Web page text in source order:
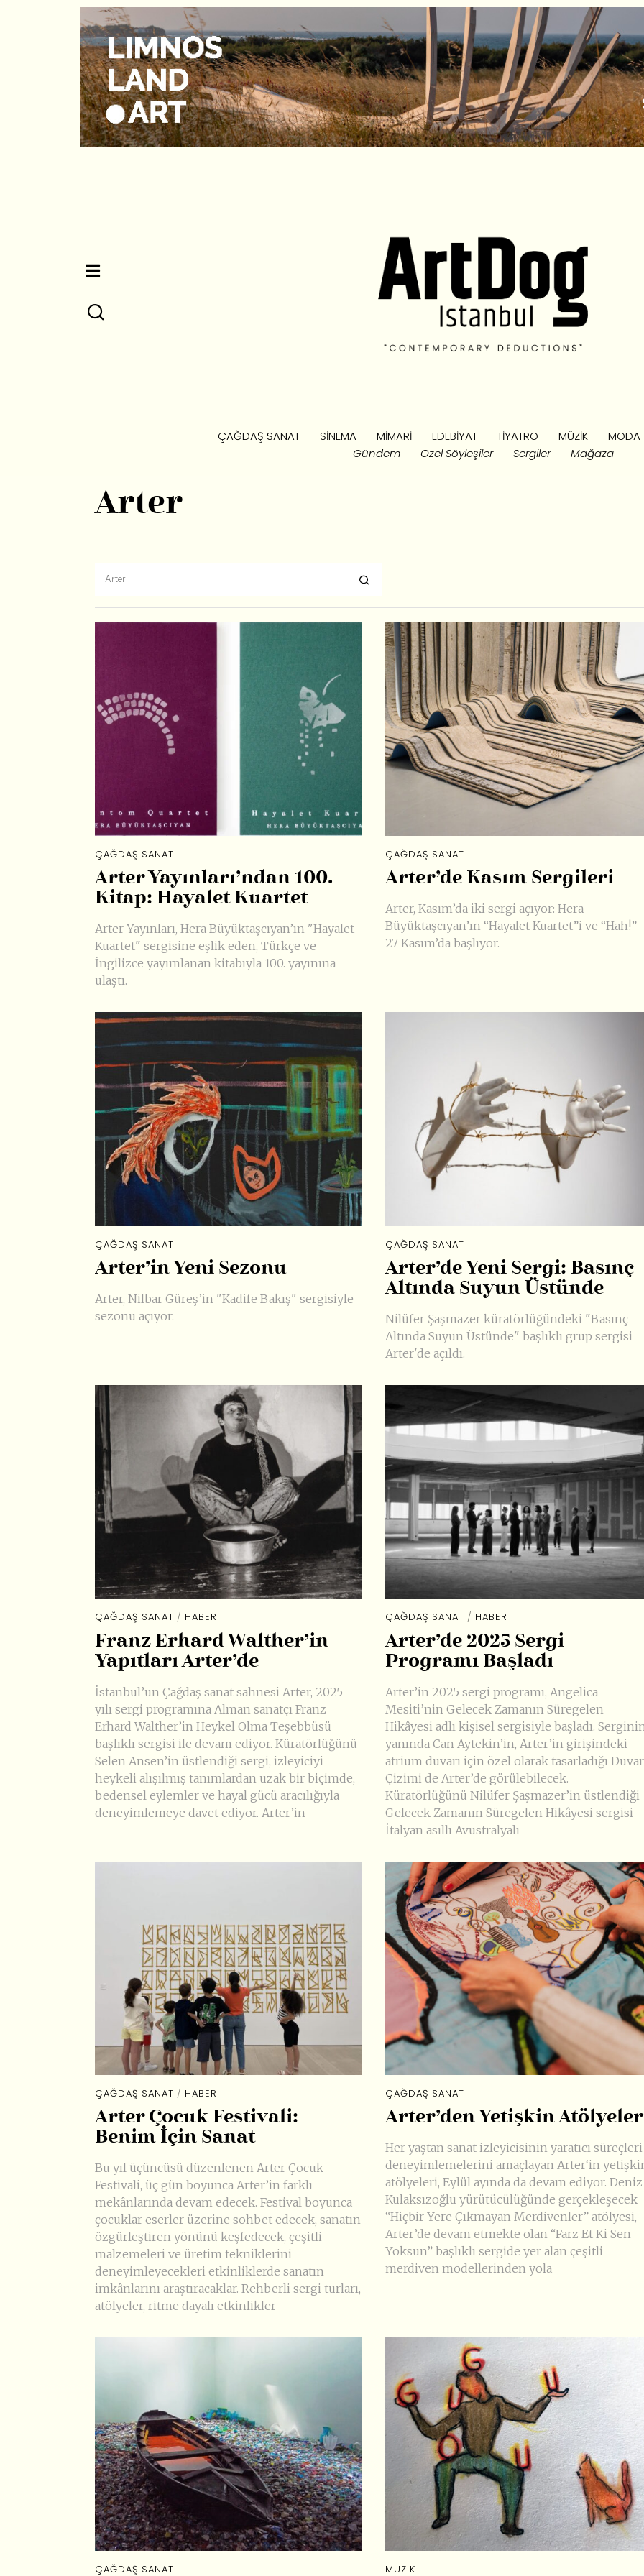
ÇAĞDAŞ SANAT SINEMA MIMARI EDEBIYAT TIYATRO MÜZIK
MODA
Gündem
Özel Söyleşiler Sergiler Mağaza
Arter
ÇAĞDAŞ SANAT
Arter Yayınları’ndan 100.
Kitap: Hayalet Kuartet
Arter Yayınları, Hera Büyüktaşcıyan’ın "Hayalet
Kuartet" sergisine eşlik eden, Türkçe ve
İngilizce yayımlanan kitabıyla 100. yayınına
ulaştı.
ÇAĞDAŞ SANAT
Arter’de Kasım Sergileri
Arter, Kasım’da iki sergi açıyor: Hera
Büyüktaşcıyan’ın “Hayalet Kuartet”i ve “Hah!”
27 Kasım’da başlıyor.
ÇAĞDAŞ SANAT
Arter’in Yeni Sezonu
Arter, Nilbar Güreş’in "Kadife Bakış" sergisiyle
sezonu açıyor.
ÇAĞDAŞ SANAT
Arter’de Yeni Sergi: Basınç
Altında Suyun Üstünde
Nilüfer Şaşmazer küratörlüğündeki "Basınç
Altında Suyun Üstünde" başlıklı grup sergisi
Arter'de açıldı.
ÇAĞDAŞ SANAT / HABER
Franz Erhard Walther’in
Yapıtları Arter’de
İstanbul’un Çağdaş sanat sahnesi Arter, 2025
yılı sergi programına Alman sanatçı Franz
Erhard Walther’in Heykel Olma Teşebbüsü
başlıklı sergisi ile devam ediyor. Küratörlüğünü
Selen Ansen’in üstlendiği sergi, izleyiciyi
heykeli alışılmış tanımlardan uzak bir biçimde,
bedensel eylemler ve hayal gücü aracılığıyla
deneyimlemeye davet ediyor. Arter’in
ÇAĞDAŞ SANAT / HABER
Arter’de 2025 Sergi
Programı Başladı
Arter’in 2025 sergi programı, Angelica
Mesiti’nin Gelecek Zamanın Süregelen
Hikâyesi adlı kişisel sergisiyle başladı.
yanında Can Aytekin’in, Arter’in girişindeki
atrium duvarı için özel olarak tasarladığı Duvar
Çizimi de Arter’de görülebilecek.
Küratörlüğünü Nilüfer Şaşmazer’in üstlendiği
Gelecek Zamanın Süregelen Hikâyesi sergisi
İtalyan asıllı Avustralyalı
ÇAĞDAŞ SANAT / HABER
Arter Çocuk Festivali:
Benim İçin Sanat
Bu yıl üçüncüsü düzenlenen Arter Çocuk
Festivali, üç gün boyunca Arter’in farklı
mekânlarında devam edecek. Festival boyunca
çocuklar eserler üzerine sohbet edecek, sanatın
özgürleştiren yönünü keşfedecek, çeşitli
malzemeleri ve üretim tekniklerini
deneyimleyecekleri etkinliklerde sanatın
imkânlarını araştıracaklar. Rehberli sergi turları,
atölyeler, ritme dayalı etkinlikler
ÇAĞDAŞ SANAT
Arter’den Yetişkin
Her yaştan sanat izleyicisinin yaratıcı süreçleri
deneyimlemelerini amaçlayan Arter‘in
atölyeleri, Eylül ayında da devam ediyor. Deniz
Kulaksızoğlu yürütücülüğünde gerçekleşecek
“Hiçbir Yere Çıkmayan Merdivenler” atölyesi,
Arter’de devam etmekte olan “Farz Et Ki Sen
Yoksun” başlıklı sergide yer alan çeşitli
merdiven modellerinden yola
ÇAĞDAŞ SANAT MÜZIK